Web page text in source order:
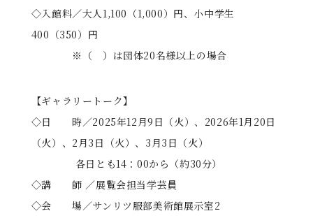
◇入館料／大人1,100（1,000）円、小中学生
400（350）円
※（ ）は団体20名様以上の場合
【ギャラリートーク】
◇日 時／2025年12月9日（火）、2026年1月20日
（火）、2月3日（火）、3月3日（火）
各日とも14：00から（約30分）
◇講 師 ／展覧会担当学芸員
◇会 場／サンリツ服部美術館展示室2